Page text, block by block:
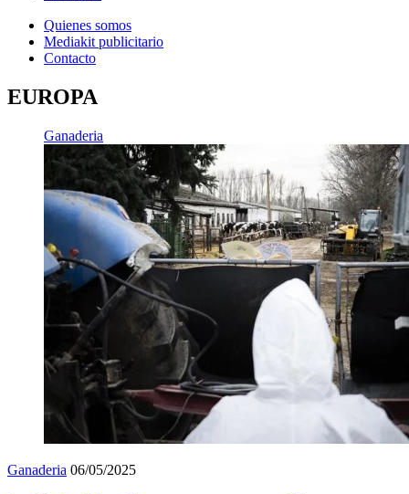
Quienes somos
Mediakit publicitario
Contacto
EUROPA
Ganaderia
Ganaderia 06/05/2025